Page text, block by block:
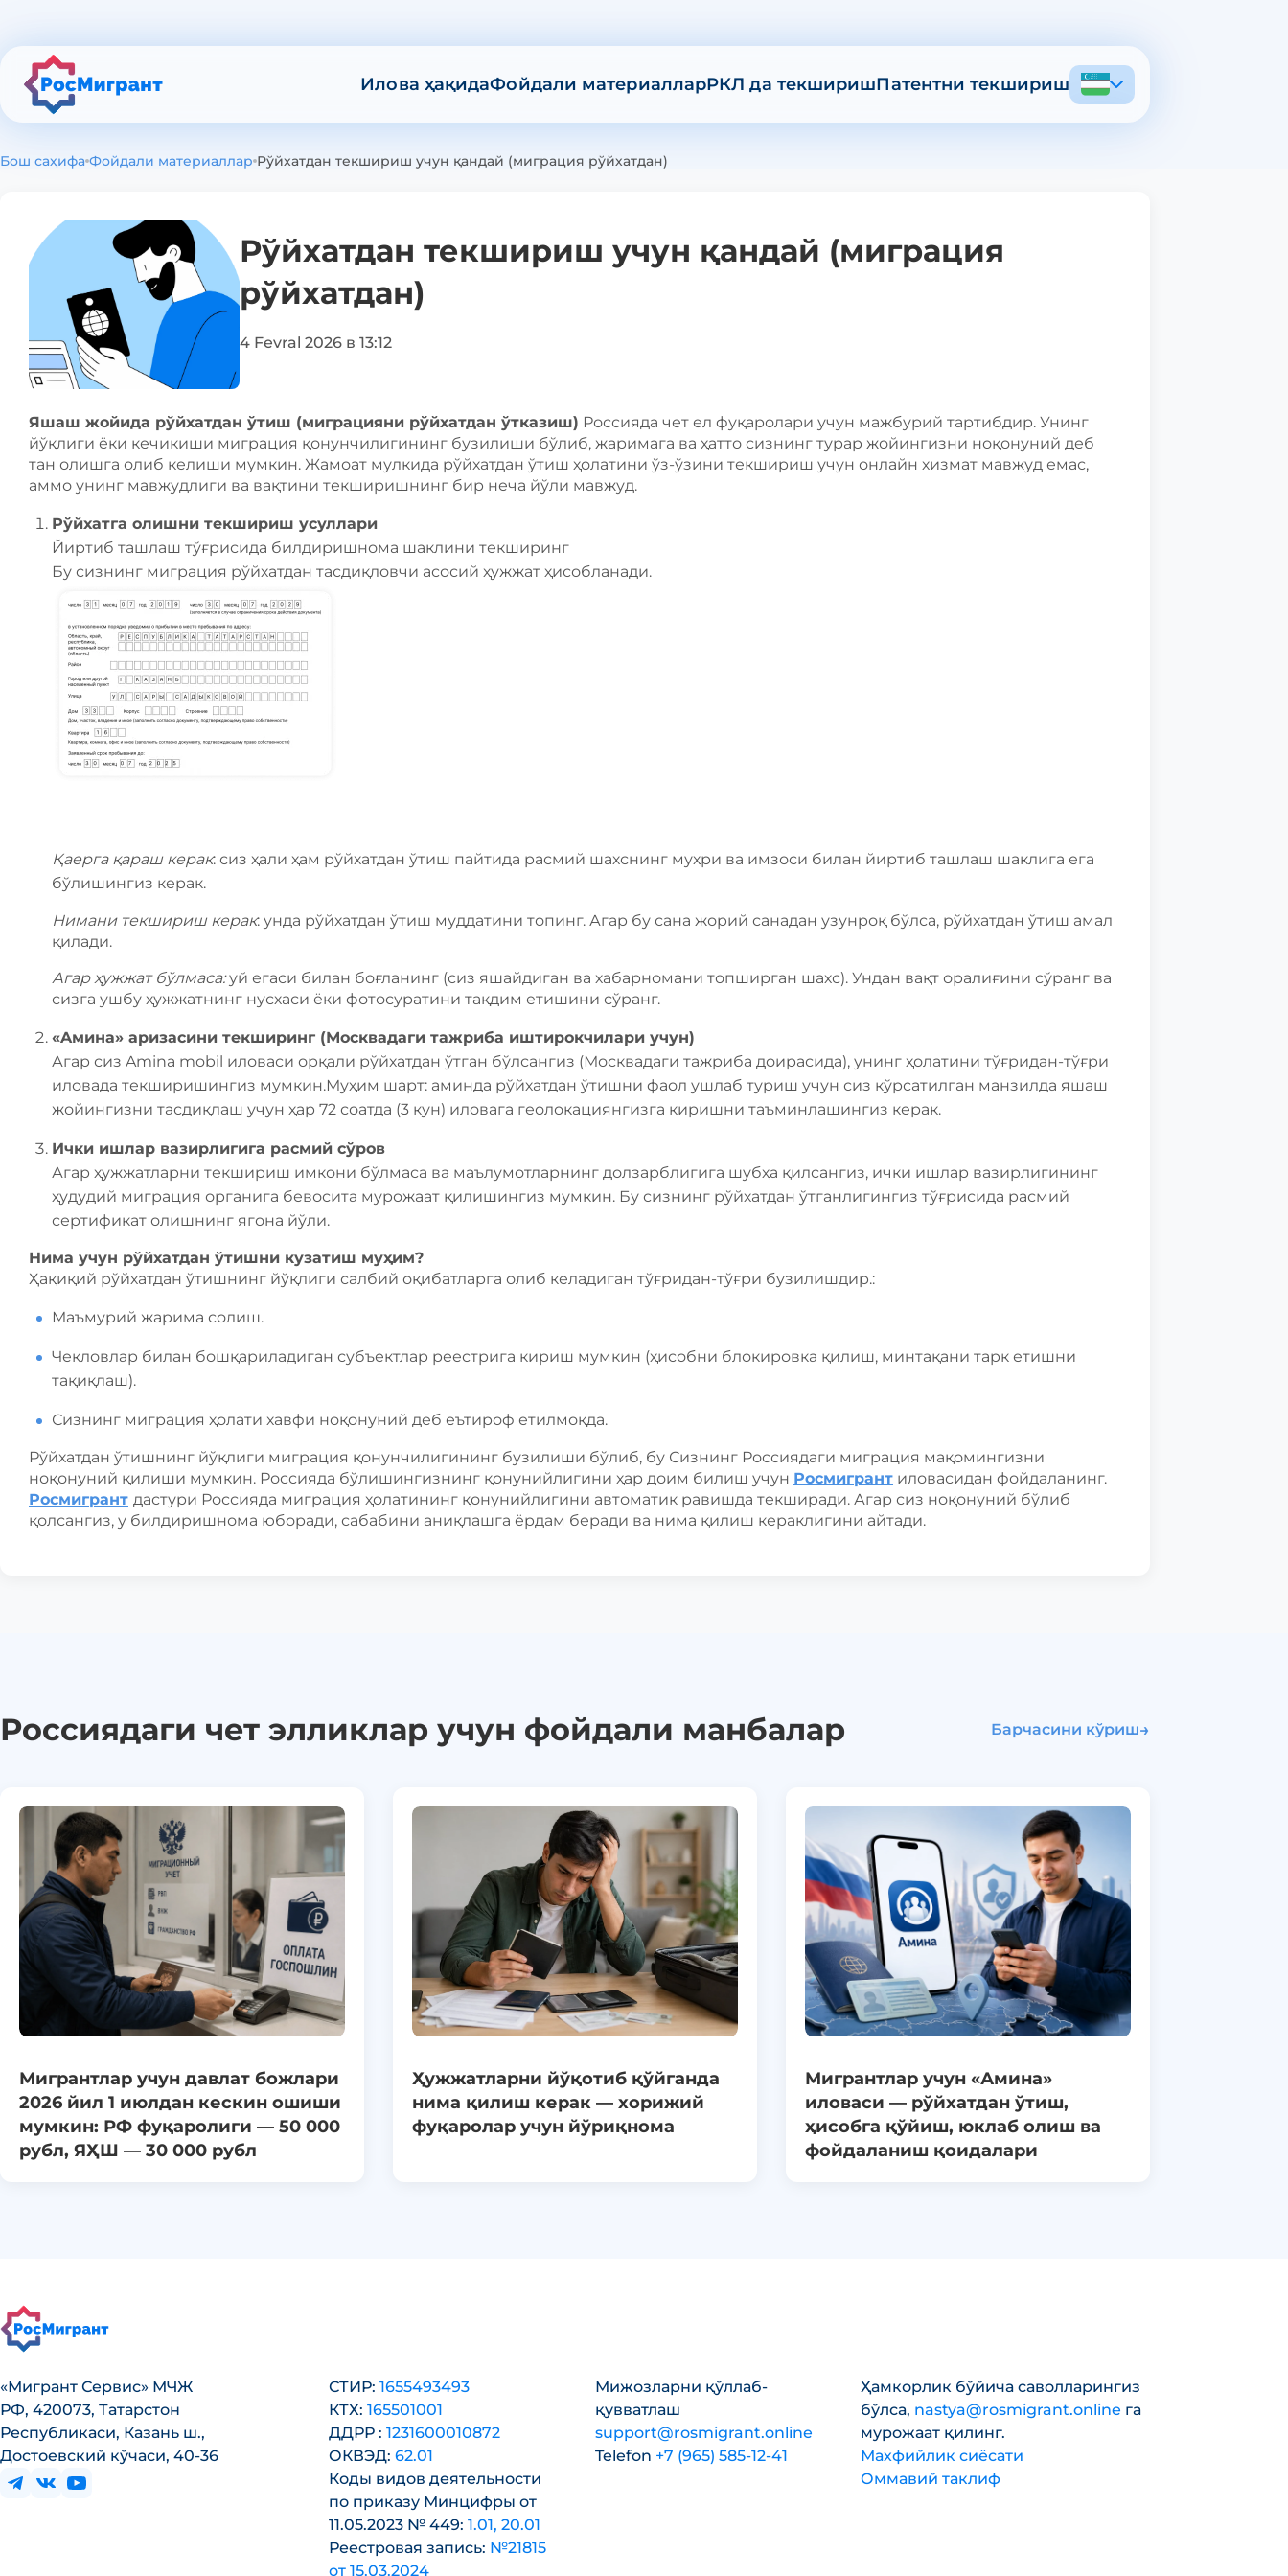
Бош саҳифа Фойдали материаллар Рўйхатдан текшириш учун қандай (миграция рўйхатдан)
Рўйхатдан текшириш учун қандай (миграция
рўйхатдан)
4 Fevral 2026 в 13:12
Яшаш жойида рўйхатдан ўтиш (миграцияни рўйхатдан ўтказиш) Россияда чет ел фуқаролари учун мажбурий тартибдир. Унинг
йўқлиги ёки кечикиши миграция қонунчилигининг бузилиши бўлиб, жаримага ва ҳатто сизнинг турар жойингизни ноқонуний деб
тан олишга олиб келиши мумкин. Жамоат мулкида рўйхатдан ўтиш ҳолатини ўз-ўзини текшириш учун онлайн хизмат мавжуд емас,
аммо унинг мавжудлиги ва вақтини текширишнинг бир неча йўли мавжуд.
Рўйхатга олишни текшириш усуллари
Йиртиб ташлаш тўғрисида билдиришнома шаклини текширинг
Бу сизнинг миграция рўйхатдан тасдиқловчи асосий ҳужжат ҳисобланади.
Қаерга қараш керак: сиз ҳали ҳам рўйхатдан ўтиш пайтида расмий шахснинг муҳри ва имзоси билан йиртиб ташлаш шаклига ега
бўлишингиз керак.
Нимани текшириш керак: унда рўйхатдан ўтиш муддатини топинг. Агар бу сана жорий санадан узунроқ бўлса, рўйхатдан ўтиш амал
қилади.
Агар ҳужжат бўлмаса:уй егаси билан боғланинг (сиз яшайдиган ва хабарномани топширган шахс). Ундан вақт оралиғини сўранг ва
сизга ушбу ҳужжатнинг нусхаси ёки фотосуратини тақдим етишини сўранг.
«Aмина» аризасини текширинг (Москвадаги тажриба иштирокчилари учун)
Агар сиз Amina mobil иловаси орқали рўйхатдан ўтган бўлсангиз (Москвадаги тажриба доирасида), унинг ҳолатини тўғридан-тўғри
иловада текширишингиз мумкин.Муҳим шарт: аминда рўйхатдан ўтишни фаол ушлаб туриш учун сиз кўрсатилган манзилда яшаш
жойингизни тасдиқлаш учун ҳар 72 соатда (3 кун) иловага геолокациянгизга киришни таъминлашингиз керак.
Ички ишлар вазирлигига расмий сўров
Агар ҳужжатларни текшириш имкони бўлмаса ва маълумотларнинг долзарблигига шубҳа қилсангиз, ички ишлар вазирлигининг
ҳудудий миграция органига бевосита мурожаат қилишингиз мумкин. Бу сизнинг рўйхатдан ўтганлигингиз тўғрисида расмий
сертификат олишнинг ягона йўли.
Нима учун рўйхатдан ўтишни кузатиш муҳим?
Ҳақиқий рўйхатдан ўтишнинг йўқлиги салбий оқибатларга олиб келадиган тўғридан-тўғри бузилишдир.:
Маъмурий жарима солиш.
Чекловлар билан бошқариладиган субъектлар реестрига кириш мумкин (ҳисобни блокировка қилиш, минтақани тарк етишни
тақиқлаш).
Сизнинг миграция ҳолати хавфи ноқонуний деб еътироф етилмоқда.
Рўйхатдан ўтишнинг йўқлиги миграция қонунчилигининг бузилиши бўлиб, бу Сизнинг Россиядаги миграция мақомингизни
ноқонуний қилиши мумкин. Россияда бўлишингизнинг қонунийлигини ҳар доим билиш учун Росмигрант иловасидан фойдаланинг.
Росмигрант дастури Россияда миграция ҳолатининг қонунийлигини автоматик равишда текширади. Агар сиз ноқонуний бўлиб
қолсангиз, у билдиришнома юборади, сабабини аниқлашга ёрдам беради ва нима қилиш кераклигини айтади.
Россиядаги чет элликлар учун фойдали манбалар Барчасини кўриш→
Мигрантлар учун давлат божлари
2026 йил 1 июлдан кескин ошиши
мумкин: РФ фуқаролиги — 50 000
рубл, ЯҲШ — 30 000 рубл
Ҳужжатларни йўқотиб қўйганда
нима қилиш керак — хорижий
фуқаролар учун йўриқнома
Мигрантлар учун «Амина»
иловаси — рўйхатдан ўтиш,
ҳисобга қўйиш, юклаб олиш ва
фойдаланиш қоидалари
«Мигрант Сервис» МЧЖ
РФ, 420073, Татарстон
Республикаси, Казань ш.,
Достоевский кўчаси, 40-36
СТИР: 1655493493
КТХ: 165501001
ДДРР : 1231600010872
ОКВЭД: 62.01
Коды видов деятельности
по приказу Минцифры от
11.05.2023 № 449: 1.01, 20.01
Реестровая запись: №21815
от 15.03.2024
Мижозларни қўллаб-
қувватлаш
support@rosmigrant.online
Telefon +7 (965) 585-12-41
Ҳамкорлик бўйича саволларингиз
бўлса, nastya@rosmigrant.online га
мурожаат қилинг.
Махфийлик сиёсати
Оммавий таклиф